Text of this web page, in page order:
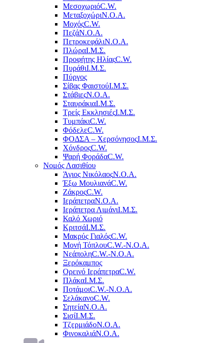
ΜεσοχωριόC.W.
ΜεταξοχώριΝ.Ο.Α.
ΜοχόςC.W.
ΠεζάΝ.Ο.Α.
ΠετροκεφάλιΝ.Ο.Α.
ΠλώραΙ.Μ.Σ.
Προφήτης ΗλίαςC.W.
ΠυράθιΙ.Μ.Σ.
Πύργος
Σίβας ΦαιστούΙ.Μ.Σ.
ΣτάβιεςΝ.Ο.Α.
ΣταυράκιαΙ.Μ.Σ.
Τρείς ΕκκλησιέςΙ.Μ.Σ.
ΤυμπάκιC.W.
ΦόδελεC.W.
ΦΟΔΣΑ – ΧερσόνησοςΙ.Μ.Σ.
ΧόνδροςC.W.
Ψαρή ΦοράδαC.W.
Νομός Λασιθίου
Άγιος ΝικόλαοςΝ.Ο.Α.
Έξω ΜουλιανάC.W.
ΖάκροςC.W.
ΙεράπετραΝ.Ο.Α.
Ιεράπετρα ΛιμάνιΙ.Μ.Σ.
Καλό Χωριό
ΚριτσάΙ.Μ.Σ.
Μακρύς ΓιαλόςC.W.
Μονή ΤόπλουC.W.-Ν.Ο.Α.
ΝεάποληC.W.-Ν.Ο.Α.
Ξερόκαμπος
Ορεινό ΙεράπετραC.W.
ΠλάκαΙ.Μ.Σ.
ΠοτάμοιC.W.-Ν.Ο.Α.
ΣελάκανοC.W.
ΣητείαΝ.Ο.Α.
ΣισίΙ.Μ.Σ.
ΤζερμιάδοΝ.Ο.Α.
ΦινοκαλιάΝ.Ο.Α.